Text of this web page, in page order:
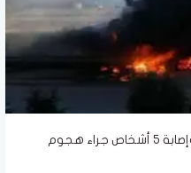
حريق في مصفاة إيلسكي الروسية وإصابة 5 أشخاص جراء هجوم